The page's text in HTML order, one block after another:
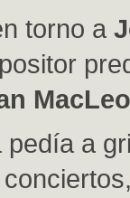
torno a
a